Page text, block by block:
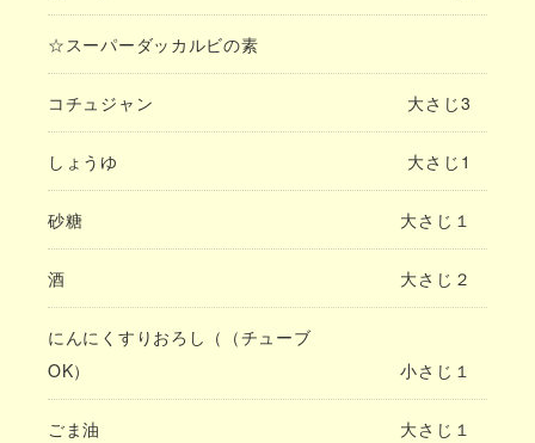
☆スーパーダッカルビの素
コチュジャン 大さじ3
しょうゆ 大さじ1
砂糖 大さじ１
酒 大さじ２
にんにくすりおろし（（チューブ
OK）
小さじ１
ごま油 大さじ１